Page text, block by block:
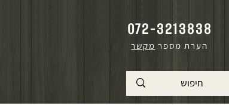
072-3213838
הערת מספר מקשר